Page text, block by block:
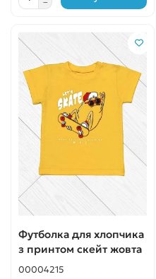
Футболка для хлопчика
з принтом скейт жовта
00004215